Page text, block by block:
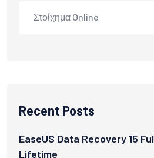
Στοίχημα Online
Recent Posts
EaseUS Data Recovery 15
Lifetime